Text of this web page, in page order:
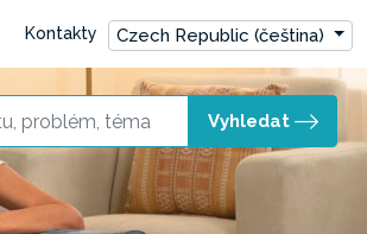
Kontakty Czech Republic (čeština)
Vyhledat